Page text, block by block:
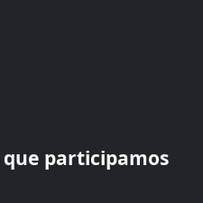
participamos
DEL